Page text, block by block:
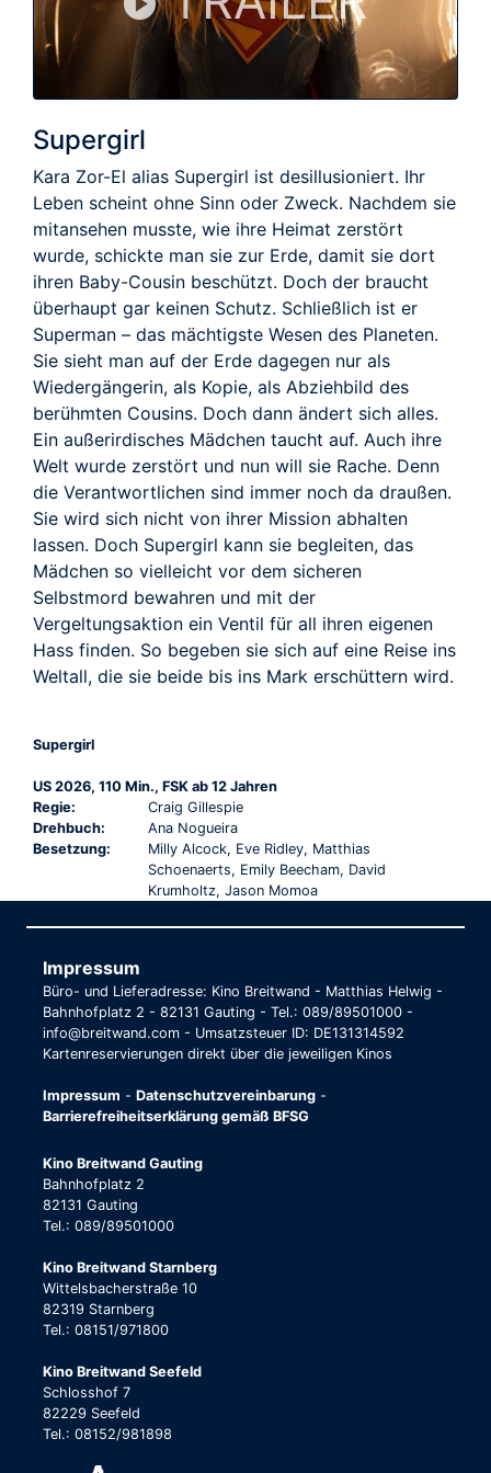
Supergirl
Kara Zor-El alias Supergirl ist desillusioniert. Ihr
Leben scheint ohne Sinn oder Zweck. Nachdem sie
mitansehen musste, wie ihre Heimat zerstört
wurde, schickte man sie zur Erde, damit sie dort
ihren Baby-Cousin beschützt. Doch der braucht
überhaupt gar keinen Schutz. Schließlich ist er
Superman – das mächtigste Wesen des Planeten.
Sie sieht man auf der Erde dagegen nur als
Wiedergängerin, als Kopie, als Abziehbild des
berühmten Cousins. Doch dann ändert sich alles.
Ein außerirdisches Mädchen taucht auf. Auch ihre
Welt wurde zerstört und nun will sie Rache. Denn
die Verantwortlichen sind immer noch da draußen.
Sie wird sich nicht von ihrer Mission abhalten
lassen. Doch Supergirl kann sie begleiten, das
Mädchen so vielleicht vor dem sicheren
Selbstmord bewahren und mit der
Vergeltungsaktion ein Ventil für all ihren eigenen
Hass finden. So begeben sie sich auf eine Reise ins
Weltall, die sie beide bis ins Mark erschüttern wird.
Supergirl
US 2026, 110 Min., FSK ab 12 Jahren
Regie:
Craig Gillespie
Drehbuch:
Ana Nogueira
Besetzung:
Milly Alcock, Eve Ridley, Matthias
Schoenaerts, Emily Beecham, David
Krumholtz, Jason Momoa
Impressum
Büro- und Lieferadresse: Kino Breitwand - Matthias Helwig -
Bahnhofplatz 2 - 82131 Gauting - Tel.: 089/89501000 -
info@breitwand.com - Umsatzsteuer ID: DE131314592
Kartenreservierungen direkt über die jeweiligen Kinos
Impressum - Datenschutzvereinbarung -
Barrierefreiheitserklärung gemäß BFSG
Kino Breitwand Gauting
Bahnhofplatz 2
82131 Gauting
Tel.: 089/89501000
Kino Breitwand Starnberg
Wittelsbacherstraße 10
82319 Starnberg
Tel.: 08151/971800
Kino Breitwand Seefeld
Schlosshof 7
82229 Seefeld
Tel.: 08152/981898